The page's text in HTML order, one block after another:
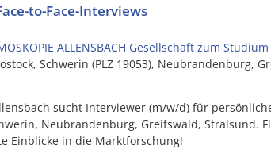
to-Face-Interviews
ALLENSBACH Gesellschaft zum
Schwerin (PLZ 19053), Neubrandenburg,
sucht Interviewer (m/w/d) für
Neubrandenburg, Greifswald, Stralsund.
Einblicke in die Marktforschung!